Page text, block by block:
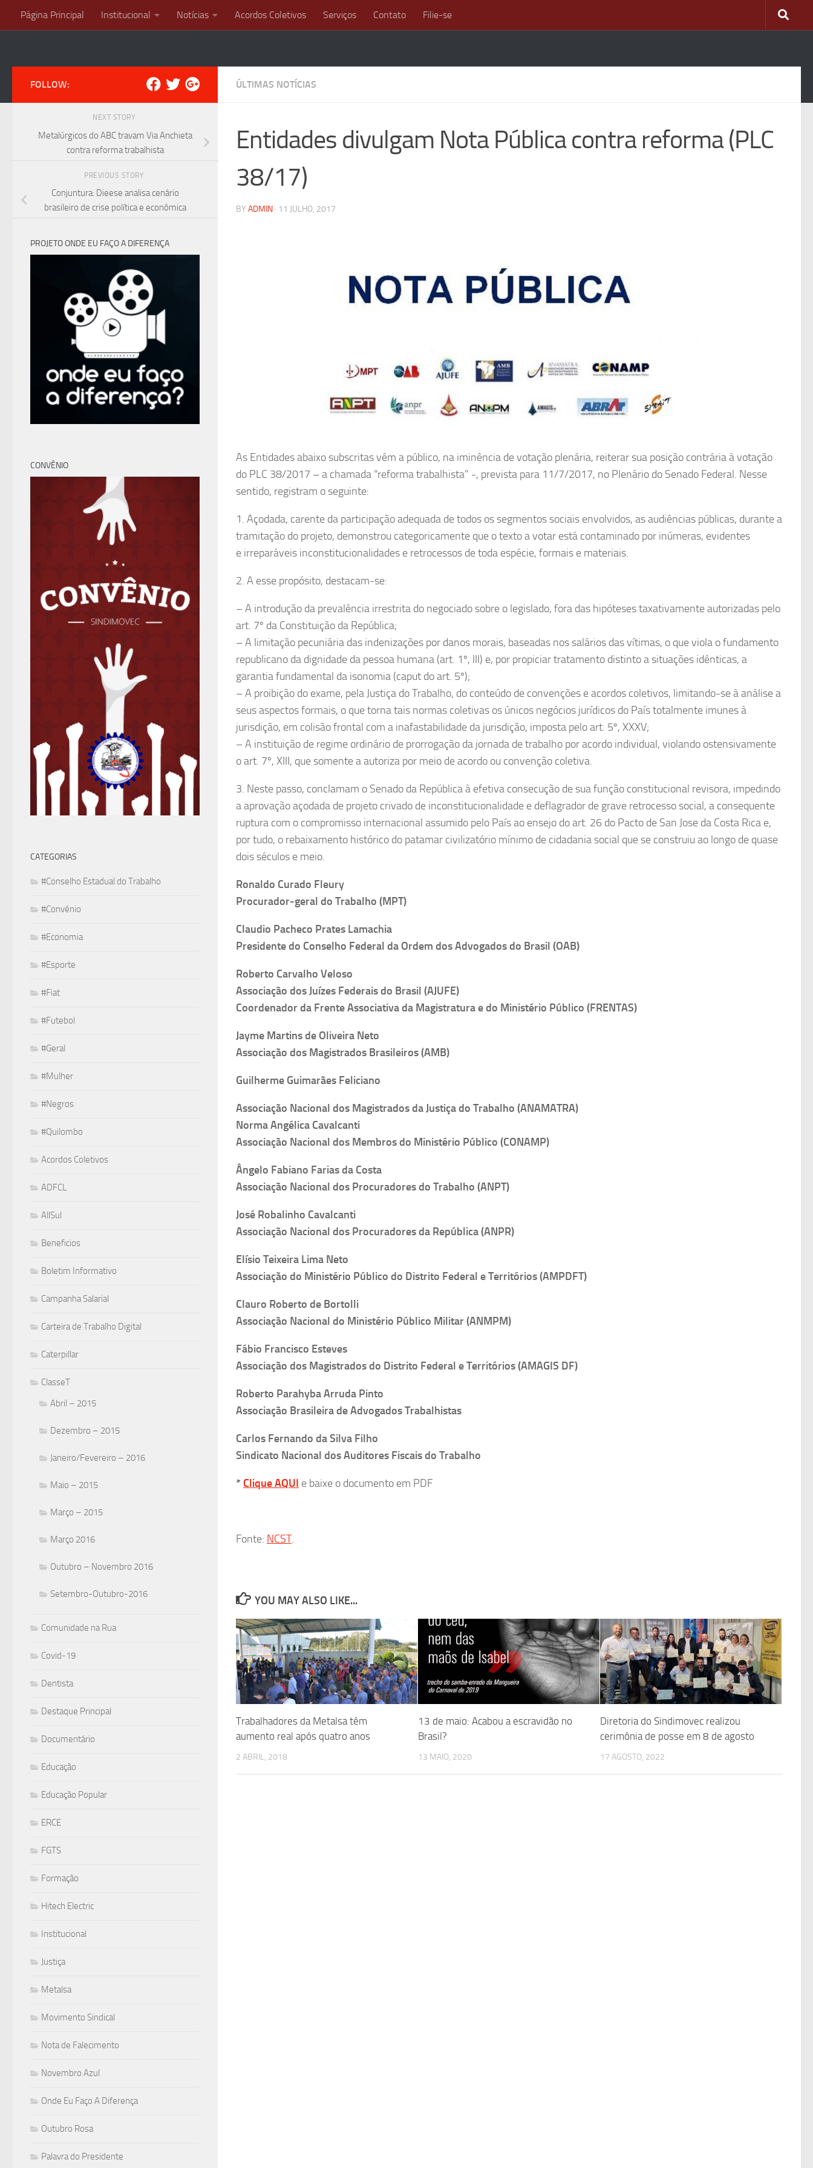
Skip to content
Página Principal Institucional Notícias Acordos Coletivos Serviços Contato Filie-se
ÚLTIMAS NOTÍCIAS
Entidades divulgam Nota Pública contra reforma (PLC
38/17)
BY ADMIN · 11 JULHO, 2017
As Entidades abaixo subscritas vêm a público, na iminência de votação plenária, reiterar sua posição contrária à votação
do PLC 38/2017 – a chamada “reforma trabalhista” -, prevista para 11/7/2017, no Plenário do Senado Federal. Nesse
sentido, registram o seguinte:
1. Açodada, carente da participação adequada de todos os segmentos sociais envolvidos, as audiências públicas, durante a
tramitação do projeto, demonstrou categoricamente que o texto a votar está contaminado por inúmeras, evidentes
e irreparáveis inconstitucionalidades e retrocessos de toda espécie, formais e materiais.
2. A esse propósito, destacam-se:
– A introdução da prevalência irrestrita do negociado sobre o legislado, fora das hipóteses taxativamente autorizadas pelo
art. 7º da Constituição da República;
– A limitação pecuniária das indenizações por danos morais, baseadas nos salários das vítimas, o que viola o fundamento
republicano da dignidade da pessoa humana (art. 1º, III) e, por propiciar tratamento distinto a situações idênticas, a
garantia fundamental da isonomia (caput do art. 5º);
– A proibição do exame, pela Justiça do Trabalho, do conteúdo de convenções e acordos coletivos, limitando-se à análise a
seus aspectos formais, o que torna tais normas coletivas os únicos negócios jurídicos do País totalmente imunes à
jurisdição, em colisão frontal com a inafastabilidade da jurisdição, imposta pelo art. 5º, XXXV;
– A instituição de regime ordinário de prorrogação da jornada de trabalho por acordo individual, violando ostensivamente
o art. 7º, XIII, que somente a autoriza por meio de acordo ou convenção coletiva.
3. Neste passo, conclamam o Senado da República à efetiva consecução de sua função constitucional revisora, impedindo
a aprovação açodada de projeto crivado de inconstitucionalidade e deflagrador de grave retrocesso social, a consequente
ruptura com o compromisso internacional assumido pelo País ao ensejo do art. 26 do Pacto de San Jose da Costa Rica e,
por tudo, o rebaixamento histórico do patamar civilizatório mínimo de cidadania social que se construiu ao longo de quase
dois séculos e meio.
Ronaldo Curado Fleury
Procurador-geral do Trabalho (MPT)
Claudio Pacheco Prates Lamachia
Presidente do Conselho Federal da Ordem dos Advogados do Brasil (OAB)
Roberto Carvalho Veloso
Associação dos Juízes Federais do Brasil (AJUFE)
Coordenador da Frente Associativa da Magistratura e do Ministério Público (FRENTAS)
Jayme Martins de Oliveira Neto
Associação dos Magistrados Brasileiros (AMB)
Guilherme Guimarães Feliciano
Associação Nacional dos Magistrados da Justiça do Trabalho (ANAMATRA)
Norma Angélica Cavalcanti
Associação Nacional dos Membros do Ministério Público (CONAMP)
Ângelo Fabiano Farias da Costa
Associação Nacional dos Procuradores do Trabalho (ANPT)
José Robalinho Cavalcanti
Associação Nacional dos Procuradores da República (ANPR)
Elísio Teixeira Lima Neto
Associação do Ministério Público do Distrito Federal e Territórios (AMPDFT)
Clauro Roberto de Bortolli
Associação Nacional do Ministério Público Militar (ANMPM)
Fábio Francisco Esteves
Associação dos Magistrados do Distrito Federal e Territórios (AMAGIS DF)
Roberto Parahyba Arruda Pinto
Associação Brasileira de Advogados Trabalhistas
Carlos Fernando da Silva Filho
Sindicato Nacional dos Auditores Fiscais do Trabalho
* Clique AQUI e baixe o documento em PDF
Fonte: NCST.
YOU MAY ALSO LIKE...
Trabalhadores da Metalsa têm
aumento real após quatro anos
2 ABRIL, 2018
13 de maio: Acabou a escravidão no
Brasil?
13 MAIO, 2020
Diretoria do Sindimovec realizou
cerimônia de posse em 8 de agosto
17 AGOSTO, 2022
FOLLOW:
NEXT STORY
Metalúrgicos do ABC travam Via Anchieta
contra reforma trabalhista
PREVIOUS STORY
Conjuntura: Dieese analisa cenário
brasileiro de crise política e econômica
PROJETO ONDE EU FAÇO A DIFERENÇA
CONVÊNIO
CATEGORIAS
#Conselho Estadual do Trabalho
#Convênio
#Economia
#Esporte
#Fiat
#Futebol
#Geral
#Mulher
#Negros
#Quilombo
Acordos Coletivos
ADFCL
AllSul
Beneficios
Boletim Informativo
Campanha Salarial
Carteira de Trabalho Digital
Caterpillar
ClasseT
Abril – 2015
Dezembro – 2015
Janeiro/Fevereiro – 2016
Maio – 2015
Março – 2015
Março 2016
Outubro – Novembro 2016
Setembro-Outubro-2016
Comunidade na Rua
Covid-19
Dentista
Destaque Principal
Documentário
Educação
Educação Popular
ERCE
FGTS
Formação
Hitech Electric
Institucional
Justiça
Metalsa
Movimento Sindical
Nota de Falecimento
Novembro Azul
Onde Eu Faço A Diferença
Outubro Rosa
Palavra do Presidente